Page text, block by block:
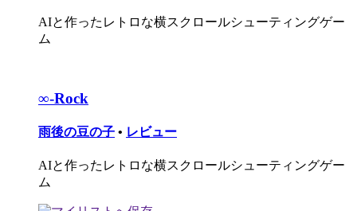
AIと作ったレトロな横スクロールシューティングゲー
ム
∞-Rock
雨後の豆の子 • レビュー
AIと作ったレトロな横スクロールシューティングゲー
ム